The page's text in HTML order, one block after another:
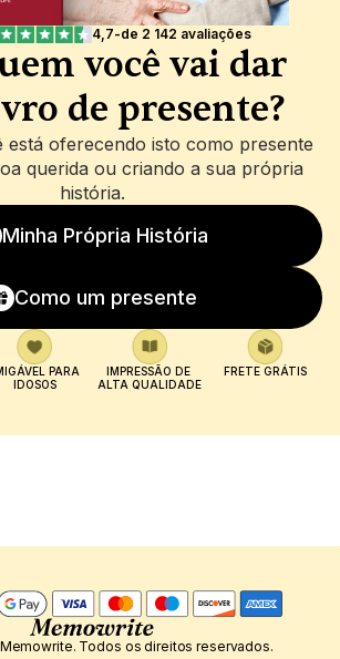
4,7-de 2 142 avaliações
você vai dar
de presente?
está oferecendo isto como presente
querida ou criando a sua própria
história.
Minha Própria História
Como um presente
PARA
IDOSOS
IMPRESSÃO DE
ALTA QUALIDADE
FRETE GRÁTIS
Todos os direitos reservados.